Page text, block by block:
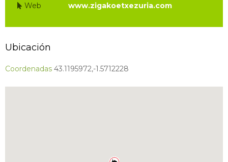
Web
www.zigakoetxezuria.com
Ubicación
Coordenadas 43.1195972,-1.5712228